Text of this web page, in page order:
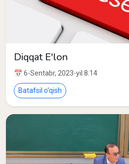
Diqqat E'lon
📅 6-Sentabr, 2023-yil 8:14
Batafsil o‘qish